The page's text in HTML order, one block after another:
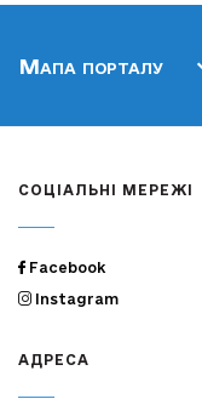
Мапа порталу
СОЦІАЛЬНІ МЕРЕЖІ
Facebook
Instagram
АДРЕСА